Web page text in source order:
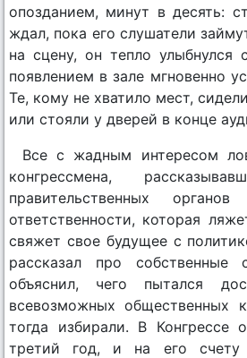
опозданием, минут в десять:
ждал, пока его слушатели
на сцену, он тепло улыбнулся
появлением в зале мгновенно
Те, кому не хватило мест,
или стояли у дверей в конце
Все с жадным интересом
конгрессмена,
правительственных
ответственности, которая
свяжет свое будущее с
рассказал про собственные
объяснил, чего пытался
всевозможных общественных
тогда избирали. В Конгрессе
третий год, и на его счету